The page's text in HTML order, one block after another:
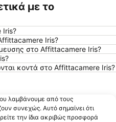
με το
Iris?
Iris?
στο Affittacamere Iris?
κοντά στο Affittacamere Iris?
λαμβάνουμε από τους
συνεχώς. Αυτό σημαίνει ότι
την ίδια ακριβώς προσφορά